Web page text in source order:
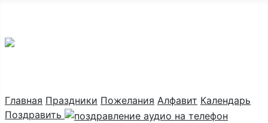
Главная Праздники Пожелания Алфавит Календарь
Поздравить